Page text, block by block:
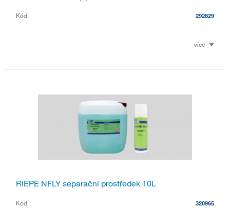
Kód 292829
více
RIEPE NFLY separační prostředek 10L
Kód 320965